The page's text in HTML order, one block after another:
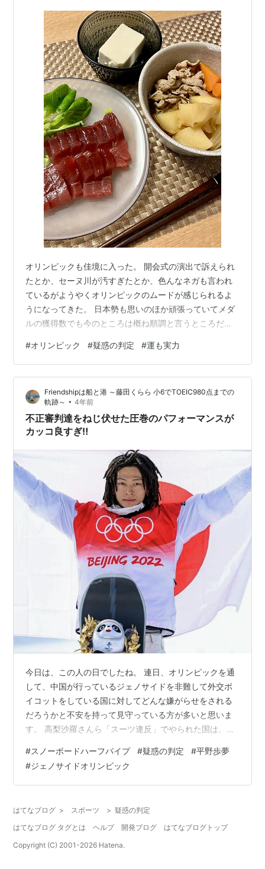
オリンピックも佳境に入った。 開会式の演出で訴えられ
たとか、セーヌ川が汚すぎたとか、色んなネガも言われ
ているがようやくオリンピックのムードが感じられるよ
うになってきた。 日本勢も思いのほか頑張っていてメダ
ルの獲得数でも今のところは概ね順調と言うところだろ
でいる。見方によってはどちらにも取れるし、かと言っ
て機械判定では味気ないところもあるしで悩ましい。 確
かにメダルか否かでその後の人生まで左右されかねない
が、ここは割り切って運も実力のうちといってしまうと
言い過ぎなのだろうか。 いずれにしてもベストを尽くし
たのであれば、堂々と胸を張って帰ってきて…
#オリンピック #疑惑の判定 #運も実力
Friendshipは船と港 ～藤田くらら 小6でTOEIC980点までの
軌跡～ • 4年前
不正審判達をねじ伏せた圧巻のパフォーマンスが
カッコ良すぎ‼
今日は、この人の日でしたね。 連日、オリンピックを通
して、中国が行っているジェノサイドを非難して外交ボ
イコットをしている国に対してどんな嫌がらせをされる
だろうかと不安を持って見守っている方が多いと思いま
す。 高梨沙羅さんら「スーツ違反」でやられた国は、外
木奈々さんが中国人選手に進路妨害を受けたとか、その
他も色々「やはりな・・・」というような出来事が散見
される事態となっていますね。 そして、今日のスノボー
たのです。。。何でも、斜面の傾斜角度を予選の時と数
度変えたという情報があり、これが日本人に不利…
#スノーボードハーフパイプ #疑惑の判定 #平野歩夢
#ジェノサイドオリンピック
はてなブログ > スポーツ > 疑惑の判定
はてなブログ タグとは
ヘルプ 開発ブログ
はてなブログトップ
Copyright (C) 2001-2026 Hatena.